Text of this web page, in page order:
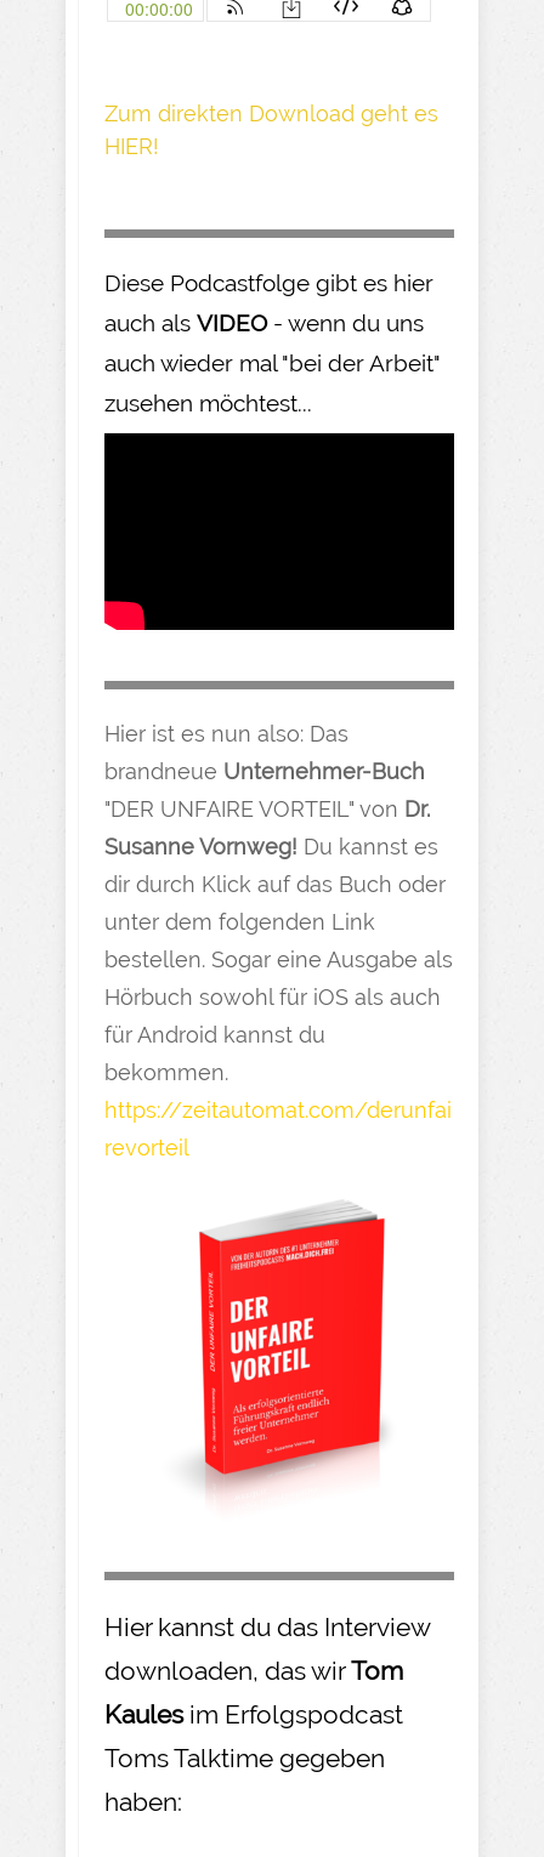
Z um direkte n Download geh t es
HIER!
Diese Podcastfolge gibt es hier
auch als VIDEO- wenn du uns
auch wieder mal "bei der Arbeit"
zusehen möchtest...
Hier ist es nun also: Das
brandneue Unternehmer-Buch
"DER UNFAIRE VORTEIL" von Dr.
Susanne Vornweg! Du kannst es
dir durch Klick auf das Buch oder
unter dem folgenden Link
bestellen. Sogar eine Ausgabe als
Hörbuch sowohl für iOS als auch
für Android kannst du
bekommen.
https://zeitautomat.com/derunfai
revorteil
Hier kannst du das Interview
downloaden, das wirTom
Kaulesim Erfolgspodcast
Toms Talktime gegeben
haben: